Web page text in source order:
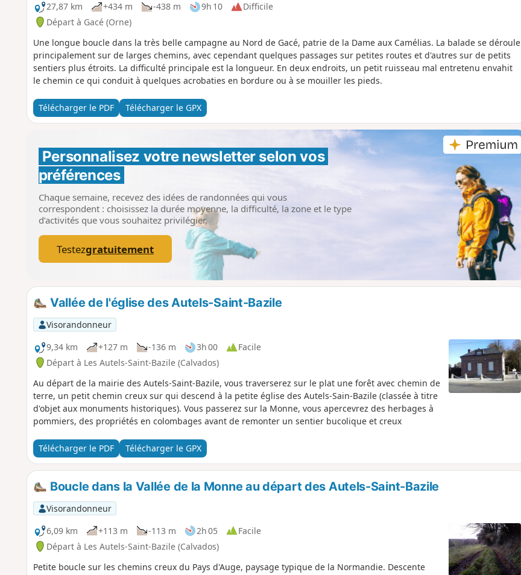
27,87 km
+434 m -438 m 9h 10
Difficile
Départ à Gacé (Orne)
Une longue boucle dans la très belle campagne au Nord de Gacé, patrie de la Dame aux Camélias. La balade se déroule
principalement sur de larges chemins, avec cependant quelques passages sur petites routes et d'autres sur de petits
sentiers plus étroits. La difficulté principale est la longueur. En deux endroits, un petit ruisseau mal entretenu envahit
le chemin ce qui conduit à quelques acrobaties en bordure ou à se mouiller les pieds.
Télécharger le PDF Télécharger le GPX
Personnalisez votre newsletter selon vos
préférences
Chaque semaine, recevez des idées de randonnées qui vous
correspondent : choisissez la durée moyenne, la difficulté, la zone et le type
d’activités que vous souhaitez privilégier.
Testezgratuitement
Vallée de l'église des Autels-Saint-Bazile
Visorandonneur
9,34 km
+127 m -136 m 3h 00
Facile
Départ à Les Autels-Saint-Bazile (Calvados)
Au départ de la mairie des Autels-Saint-Bazile, vous traverserez sur le plat une forêt avec chemin de
terre, un petit chemin creux sur qui descend à la petite église des Autels-Sain-Bazile (classée à titre
d'objet aux monuments historiques). Vous passerez sur la Monne, vous apercevrez des herbages à
pommiers, des propriétés en colombages avant de remonter un sentier bucolique et creux
Télécharger le PDF Télécharger le GPX
Boucle dans la Vallée de la Monne au départ des Autels-Saint-Bazile
Visorandonneur
6,09 km
+113 m -113 m 2h 05
Facile
Départ à Les Autels-Saint-Bazile (Calvados)
Petite boucle sur les chemins creux du Pays d'Auge, paysage typique de la Normandie. Descente